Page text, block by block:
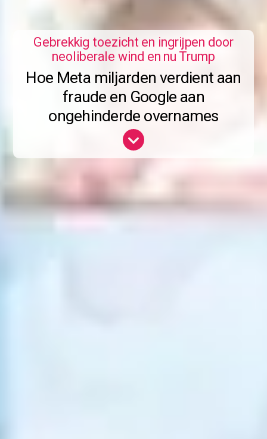
Gebrekkig toezicht en ingrijpen door
neoliberale wind en nu Trump
Hoe Meta miljarden verdient aan
fraude en Google aan
ongehinderde overnames